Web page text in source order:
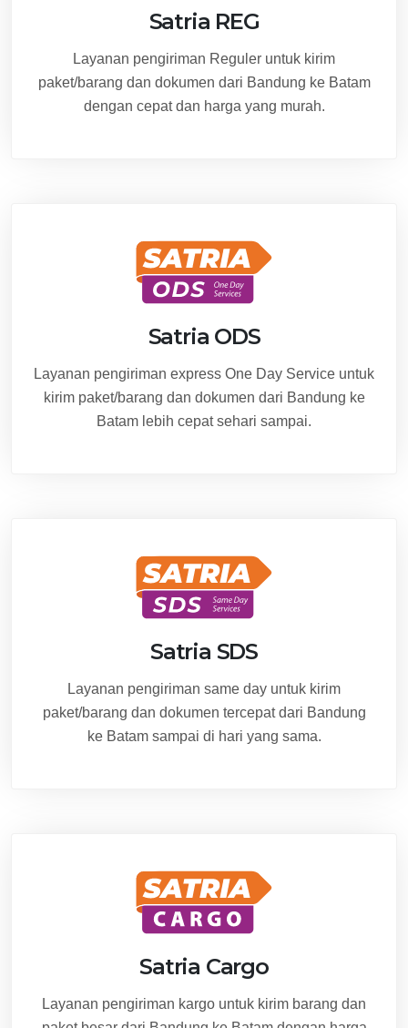
Satria REG
Layanan pengiriman Reguler untuk kirim
paket/barang dan dokumen dari Bandung ke Batam
dengan cepat dan harga yang murah.
Satria ODS
Layanan pengiriman express One Day Service untuk
kirim paket/barang dan dokumen dari Bandung ke
Batam lebih cepat sehari sampai.
Satria SDS
Layanan pengiriman same day untuk kirim
paket/barang dan dokumen tercepat dari Bandung
ke Batam sampai di hari yang sama.
Satria Cargo
Layanan pengiriman kargo untuk kirim barang dan